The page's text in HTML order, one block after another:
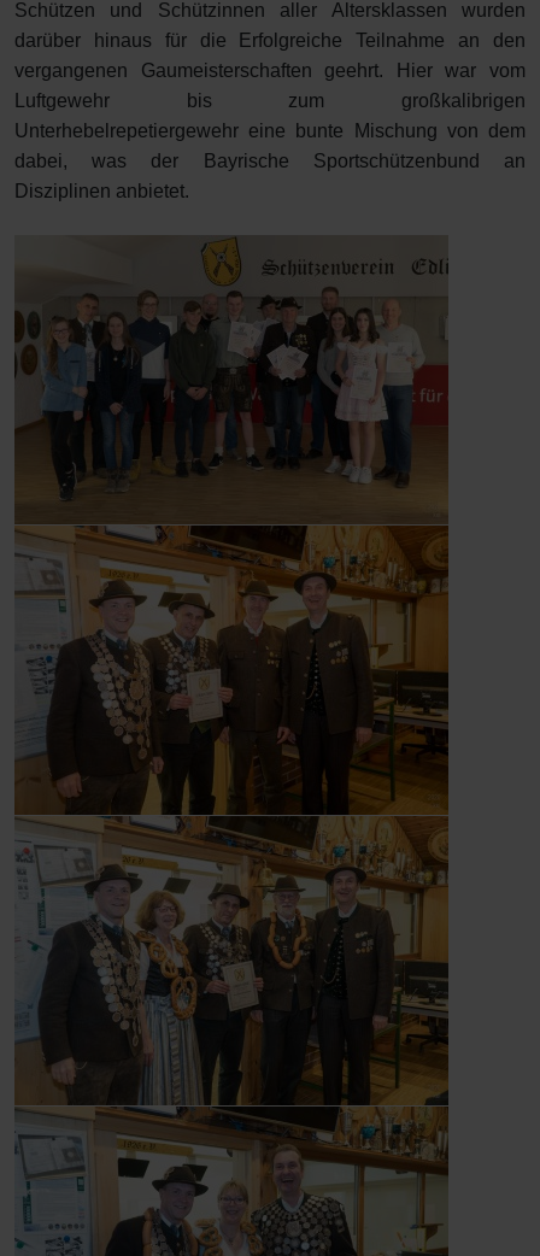
Schützen und Schützinnen aller Altersklassen wurden
darüber hinaus für die Erfolgreiche Teilnahme an den
vergangenen Gaumeisterschaften geehrt. Hier war vom
Luftgewehr bis zum großkalibrigen
Unterhebelrepetiergewehr eine bunte Mischung von dem
dabei, was der Bayrische Sportschützenbund an
Disziplinen anbietet.